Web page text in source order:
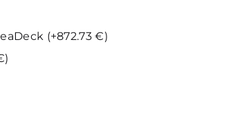
(+872.73€)
)